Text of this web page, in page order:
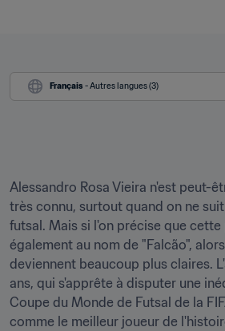
Français - Autres langues (3)
Alessandro Rosa Vieira n'est peut-
très connu, surtout quand on ne
futsal. Mais si l'on précise que cette
également au nom de "Falcão",
deviennent beaucoup plus claires.
ans, qui s'apprête à disputer une
Coupe du Monde de Futsal de la
comme le meilleur joueur de